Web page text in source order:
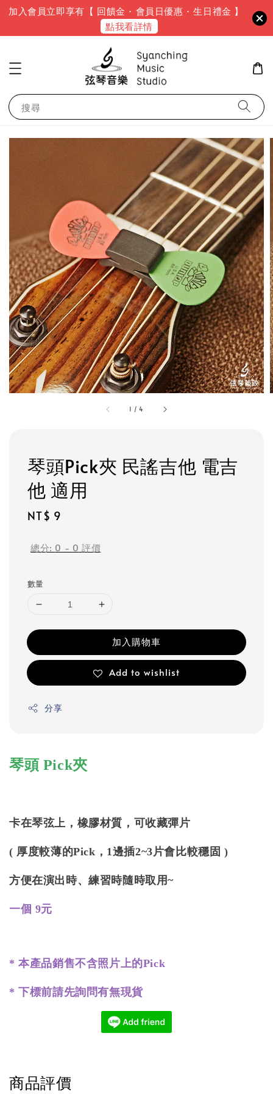
加入會員立即享有【 回饋金 · 會員日優惠 · 生日禮金 】
點我看詳情
搜尋
1 /4
琴頭Pick夾 民謠吉他 電吉
他 適用
Regular
NT$ 9
總分: 0 - 0 評價
數量
加入購物車
Add to wishlist
分享
琴頭 Pick夾
卡在琴弦上，橡膠材質，可收藏彈片
( 厚度較薄的Pick，1邊插2~3片會比較穩固 )
方便在演出時、練習時隨時取用~
一個 9元
* 本產品銷售不含照片上的Pick
* 下標前請先詢問有無現貨
商品評價